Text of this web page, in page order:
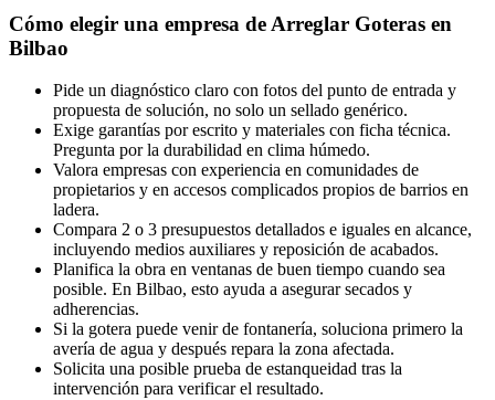
Cómo elegir una empresa de Arreglar Goteras en
Bilbao
Pide un diagnóstico claro con fotos del punto de entrada y
propuesta de solución, no solo un sellado genérico.
Exige garantías por escrito y materiales con ficha técnica.
Pregunta por la durabilidad en clima húmedo.
Valora empresas con experiencia en comunidades de
propietarios y en accesos complicados propios de barrios en
ladera.
Compara 2 o 3 presupuestos detallados e iguales en alcance,
incluyendo medios auxiliares y reposición de acabados.
Planifica la obra en ventanas de buen tiempo cuando sea
posible. En Bilbao, esto ayuda a asegurar secados y
adherencias.
Si la gotera puede venir de fontanería, soluciona primero la
avería de agua y después repara la zona afectada.
Solicita una posible prueba de estanqueidad tras la
intervención para verificar el resultado.